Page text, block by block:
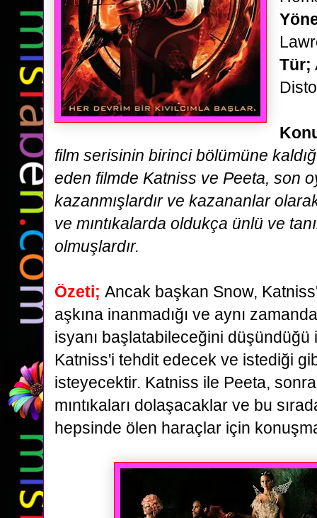
Tür;
film serisinin birinci bölümüne
eden filmde Katniss ve Peeta, son
kazanmışlardır ve kazananlar
ve mıntıkalarda oldukça ünlü ve
olmuşlardır.
Özeti; Ancak başkan Snow,
aşkına inanmadığı ve aynı
isyanı başlatabileceğini düşündüğü
Katniss'i tehdit edecek ve istediği
isteyecektir. Katniss ile Peeta,
mıntıkaları dolaşacaklar ve bu
hepsinde ölen haraçlar için